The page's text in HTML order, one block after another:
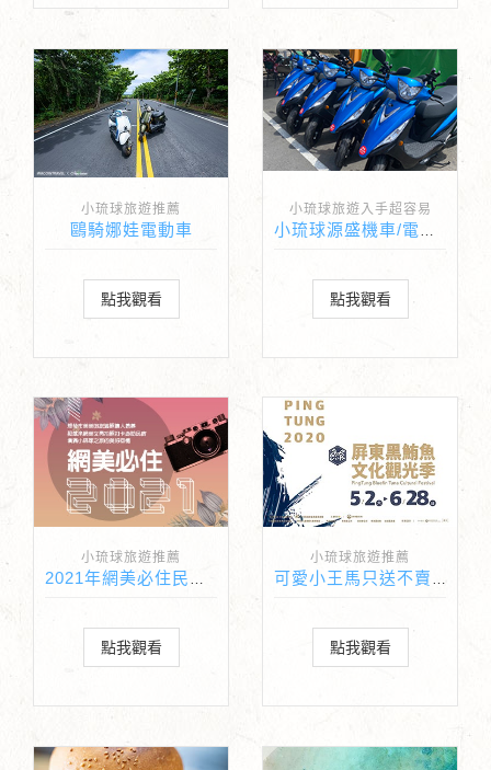
小琉球旅遊推薦
鷗騎娜娃電動車
點我觀看
小琉球旅遊入手超容易
點我觀看
小琉球旅遊推薦
2021年網美必住民宿哇靠幫您實拍體驗一下
點我觀看
小琉球旅遊推薦
可愛小王馬只送不賣還有許多獎項抽獎
點我觀看